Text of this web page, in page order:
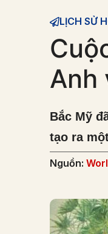
LỊCH SỬ
Anh
Bắc Mỹ
tạo ra
Nguồn: